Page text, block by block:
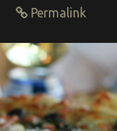
Permalink